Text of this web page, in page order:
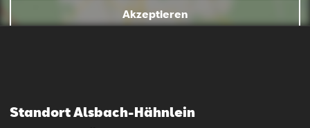
Akzeptieren
Standort Alsbach-Hähnlein